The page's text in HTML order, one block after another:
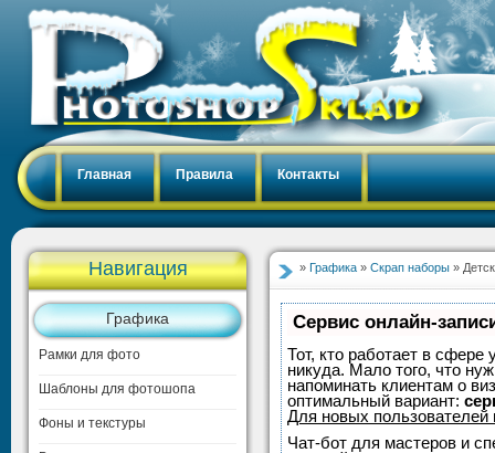
Главная Правила Контакты
Навигация
Графика
Рамки для фото
Шаблоны для фотошопа
Фоны и текстуры
» Графика » Скрап наборы »
Сервис онлайн-
Тот, кто работает в сфере
никуда. Мало того, что
напоминать клиентам о
оптимальный вариант:
Для новых пользователей
Чат-бот для мастеров и